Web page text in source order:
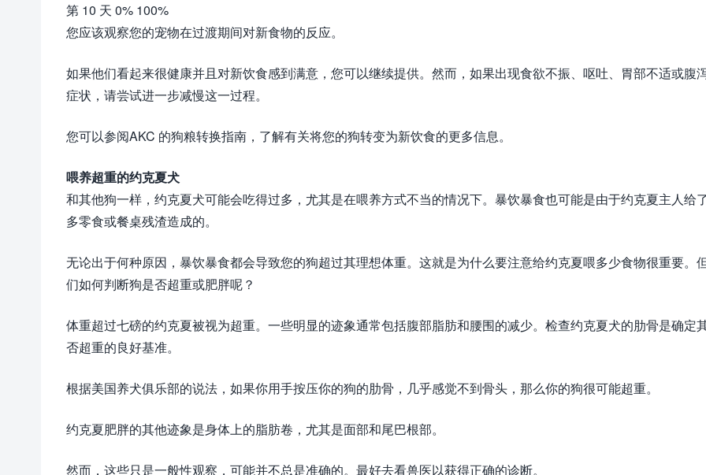
第 10 天 0% 100%
您应该观察您的宠物在过渡期间对新食物的反应。
如果他们看起来很健康并且对新饮食感到满意，您可以继续提供。然而，如果出现食欲不振、呕吐、胃部不适或腹
症状，请尝试进一步减慢这一过程。
您可以参阅AKC 的狗粮转换指南，了解有关将您的狗转变为新饮食的更多信息。
喂养超重的约克夏犬
和其他狗一样，约克夏犬可能会吃得过多，尤其是在喂养方式不当的情况下。暴饮暴食也可能是由于约克夏主人给
多零食或餐桌残渣造成的。
无论出于何种原因，暴饮暴食都会导致您的狗超过其理想体重。这就是为什么要注意给约克夏喂多少食物很重要。
们如何判断狗是否超重或肥胖呢？
体重超过七磅的约克夏被视为超重。一些明显的迹象通常包括腹部脂肪和腰围的减少。检查约克夏犬的肋骨是确定
否超重的良好基准。
根据美国养犬俱乐部的说法，如果你用手按压你的狗的肋骨，几乎感觉不到骨头，那么你的狗很可能超重。
约克夏肥胖的其他迹象是身体上的脂肪卷，尤其是面部和尾巴根部。
然而，这些只是一般性观察，可能并不总是准确的。最好去看兽医以获得正确的诊断。